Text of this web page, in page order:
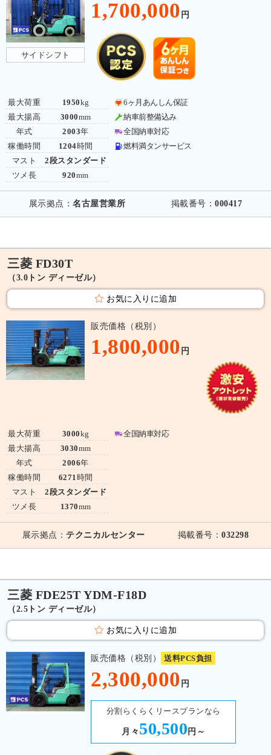
サイドシフト
1,700,000 円
最大荷重
最大揚高
年式
稼働時間
マスト
ツメ長
1950kg
3000mm
2003年
1204時間
2段スタンダード
920mm
6ヶ月あんしん保証
納車前整備込み
全国納車対応
燃料満タンサービス
展示拠点：名古屋営業所 掲載番号：000417
三菱 FD30T
（3.0トン ディーゼル）
お気に入りに追加
販売価格（税別）
1,800,000 円
最大荷重
最大揚高
年式
稼働時間
マスト
ツメ長
3000kg
3030mm
2006年
6271 時間
2段スタンダード
1370mm
全国納車対応
展示拠点： テクニカルセンター 掲載番号：032298
三菱 FDE25T YDM-F18D
（2.5トン ディーゼル）
お気に入りに追加
販売価格（税別） 送料PCS負担
2,300,000 円
分割らくらくリースプランなら
月々 50,500 円～